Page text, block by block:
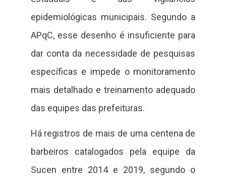
epidemiológicas municipais. Segundo a
APqC, esse desenho é insuficiente para
dar conta da necessidade de pesquisas
específicas e impede o monitoramento
mais detalhado e treinamento adequado
das equipes das prefeituras.
Há registros de mais de uma centena de
barbeiros catalogados pela equipe da
Sucen entre 2014 e 2019, segundo o